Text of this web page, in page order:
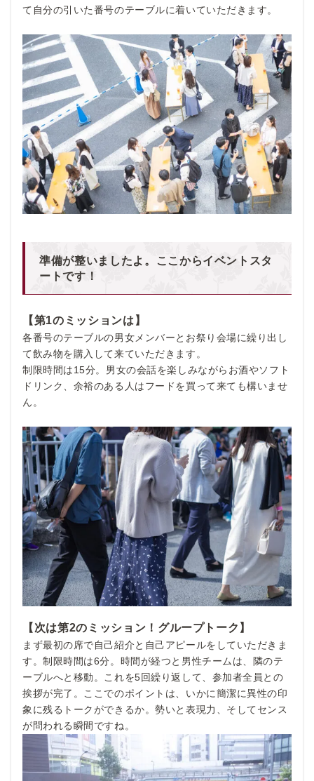
て自分の引いた番号のテーブルに着いていただきます。
準備が整いましたよ。
ここからイベントスタ
ートです！
【第1のミッションは】
各番号のテーブルの男女メンバーとお祭り会場に繰り出し
て飲み物を購入して来ていただきます。
制限時間は15分。男女の会話を楽しみながらお酒やソフト
ドリンク、余裕のある人はフードを買って来ても構いませ
ん。
【次は第2のミッション！グループトーク】
まず最初の席で自己紹介と自己アピールをしていただきま
す。制限時間は6分。時間が経つと男性チームは、隣のテ
ーブルへと移動。これを5回繰り返して、参加者全員との
挨拶が完了。ここでのポイントは、いかに簡潔に異性の印
象に残るトークができるか。勢いと表現力、そしてセンス
が問われる瞬間ですね。